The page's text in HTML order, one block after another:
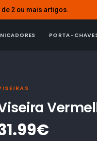
2 ou mais artigos.
PORTA-